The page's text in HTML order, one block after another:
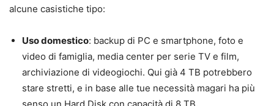
alcune casistiche tipo:
Uso domestico: backup di PC e smartphone, foto e
video di famiglia, media center per serie TV e film,
archiviazione di videogiochi. Qui già 4 TB potrebbero
stare stretti, e in base alle tue necessità magari ha più